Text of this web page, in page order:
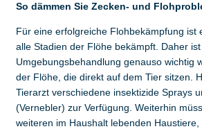
So dämmen Sie Zecken- und
Für eine erfolgreiche Flohbekämpfung ist
alle Stadien der Flöhe bekämpft. Daher
Umgebungsbehandlung genauso wichtig
der Flöhe, die direkt auf dem Tier sitzen.
Tierarzt verschiedene insektizide Sprays
(Vernebler) zur Verfügung. Weiterhin
weiteren im Haushalt lebenden